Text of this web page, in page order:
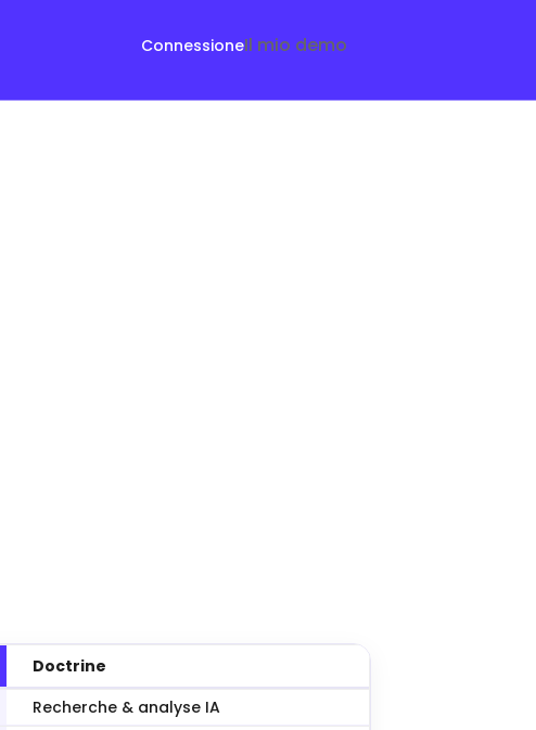
ConnessioneIl mio demo
Doctrine
Recherche & analyse IA